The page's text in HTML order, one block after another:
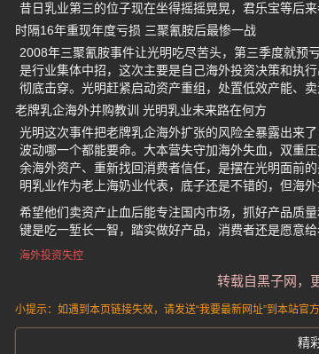
昔日乳业第三的位子现在坐得摇摇晃晃，君乐宝等后来
时隔16年重现年度亏损 三聚氰胺后最惨一战
2008年三聚氰胺事件让光明吃尽苦头，第三季度就预
是行业集体中招，这次主要是自己海外投资决策和执
彻底击穿。光明赶紧启动资产重组，处置低效产能、
老牌乳企海外并购教训 光明乳业未来路在何方
光明这次事件把老牌乳企海外扩张的风险全暴露出来
波动哪一个都能要命。大本营失守加海外失血，双重
余海外资产、重新找回消费者信任，是摆在光明面前
明乳业作为老上海奶业代表，底子还是不错的，但海
希望他们卖资产止血后能专注国内市场，抓好产品质
键是吃一堑长一智，踏实做好产品，消费者还是愿意给
海外投资失控
转载自黑子网，
小提示：如遇到本页链接失效，请发送“我要最新网址”到本站官
精